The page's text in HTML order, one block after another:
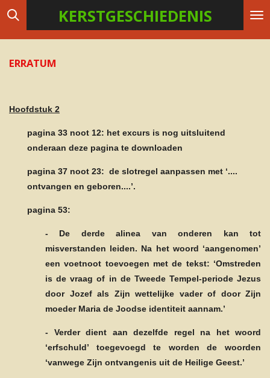
Ga
de
KERSTGESCHIEDENIS
ERRATUM
Hoofdstuk 2
pagina 33 noot 12: het excurs is nog uitsluitend
onderaan deze pagina te downloaden
pagina 37 noot 23: de slotregel aanpassen met ‘....
ontvangen en geboren....’.
pagina 53:
- De derde alinea van onderen kan tot
misverstanden leiden. Na het woord ‘aangenomen’
een voetnoot toevoegen met de tekst: ‘Omstreden
is de vraag of in de Tweede Tempel-periode Jezus
door Jozef als Zijn wettelijke vader of door Zijn
moeder Maria de Joodse identiteit aannam.’
- Verder dient aan dezelfde regel na het woord
‘erfschuld’ toegevoegd te worden de woorden
‘vanwege Zijn ontvangenis uit de Heilige Geest.’